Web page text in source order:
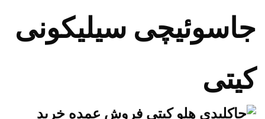
جاسوئیچی سیلیکونی
کیتی